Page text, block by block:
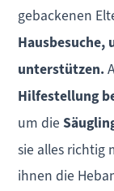
gebackenen
Hausbesuche,
unterstützen.
Hilfestellung
um die
sie alles richtig
ihnen die